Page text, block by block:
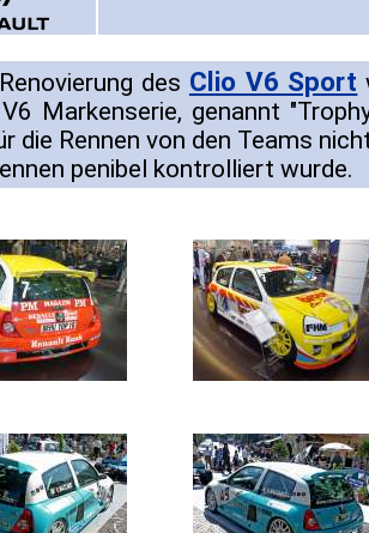
des Clio V6 Sport
Markenserie, genannt
die Rennen von den Teams
penibel kontrolliert wurde.